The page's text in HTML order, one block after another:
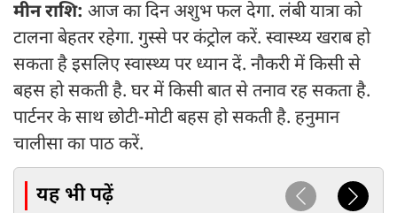
मीन राशि: आज का दिन अशुभ फल देगा. लंबी यात्रा को
टालना बेहतर रहेगा. गुस्से पर कंट्रोल करें. स्वास्थ्य खराब हो
सकता है इसलिए स्वास्थ्य पर ध्यान दें. नौकरी में किसी से
बहस हो सकती है. घर में किसी बात से तनाव रह सकता है.
पार्टनर के साथ छोटी-मोटी बहस हो सकती है. हनुमान
चालीसा का पाठ करें.
यह भी पढ़ें